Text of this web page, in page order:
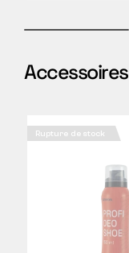
Accessoires
Rupture de stock